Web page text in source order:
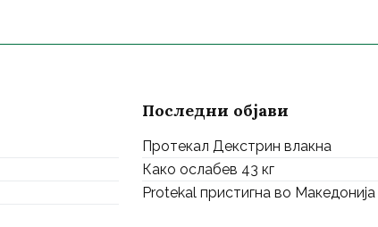
Последни објави
Протекал Декстрин влакна
Како ослабев 43 кг
Protekal пристигна во Македонија